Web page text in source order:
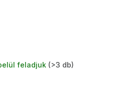
feladjuk (>3 db)